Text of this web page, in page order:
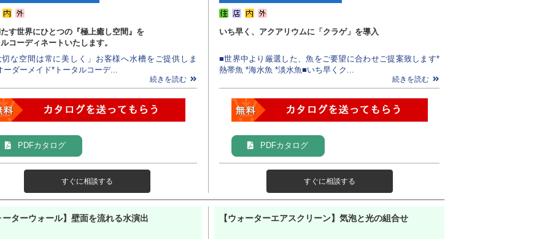
す世界にひとつの『極上癒し空間』を
コーディネートいたします。
な空間は常に美しく」お客様へ水槽をご提供しま
ーダーメイド*トータルコーデ...
続きを読む
PDFカタログ
すぐに相談する
いち早く、アクアリウムに「クラゲ」を導入
■世界中より厳選した、魚をご要望に合わせご提案致します*
熱帯魚 *海水魚 *淡水魚■いち早くク...
続きを読む
PDFカタログ
すぐに相談する
ーターウォール】壁面を流れる水演出 【ウォーターエアスクリーン】気泡と光の組合せ